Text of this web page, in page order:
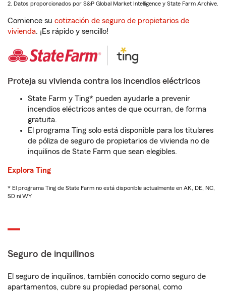
2. Datos proporcionados por S&P Global Market Intelligence y State Farm Archive.
Comience su cotización de seguro de propietarios de
vivienda. ¡Es rápido y sencillo!
Proteja su vivienda contra los incendios eléctricos
State Farm y Ting* pueden ayudarle a prevenir
incendios eléctricos antes de que ocurran, de forma
gratuita.
El programa Ting solo está disponible para los titulares
de póliza de seguro de propietarios de vivienda no de
inquilinos de State Farm que sean elegibles.
Explora Ting
* El programa Ting de State Farm no está disponible actualmente en AK, DE, NC,
SD ni WY
Seguro de inquilinos
El seguro de inquilinos, también conocido como seguro de
apartamentos, cubre su propiedad personal, como